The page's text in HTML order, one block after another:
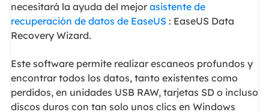
necesitará la ayuda del mejor asistente de
recuperación de datos de EaseUS : EaseUS Data
Recovery Wizard.
Este software permite realizar escaneos profundos y
encontrar todos los datos, tanto existentes como
perdidos, en unidades USB RAW, tarjetas SD o incluso
discos duros con tan solo unos clics en Windows